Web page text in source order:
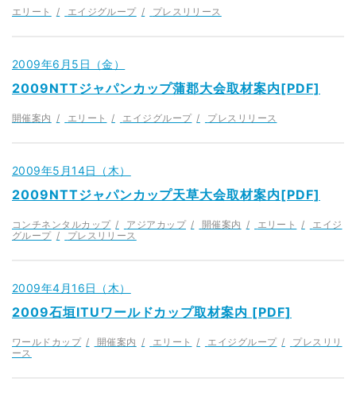
エリート エイジグループ プレスリリース
2009年6月5日（金）
2009NTTジャパンカップ蒲郡大会取材案内[PDF]
開催案内 エリート エイジグループ プレスリリース
2009年5月14日（木）
2009NTTジャパンカップ天草大会取材案内[PDF]
コンチネンタルカップ アジアカップ 開催案内 エリート
エイジ
グループ
プレスリリース
2009年4月16日（木）
2009石垣ITUワールドカップ取材案内 [PDF]
ワールドカップ 開催案内 エリート エイジグループ
プレスリリ
ース